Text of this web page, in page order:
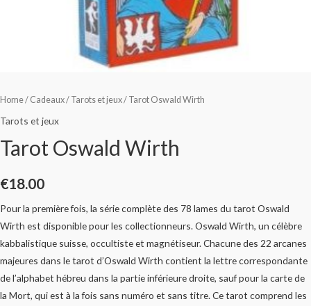
Home/ Cadeaux/ Tarots et jeux/ Tarot Oswald Wirth
Tarots et jeux
Tarot Oswald Wirth
€18.00
Pour la première fois, la série complète des 78 lames du tarot Oswald
Wirth est disponible pour les collectionneurs. Oswald Wirth, un célèbre
kabbalistique suisse, occultiste et magnétiseur. Chacune des 22 arcanes
majeures dans le tarot d’Oswald Wirth contient la lettre correspondante
de l’alphabet hébreu dans la partie inférieure droite, sauf pour la carte de
la Mort, qui est à la fois sans numéro et sans titre. Ce tarot comprend les